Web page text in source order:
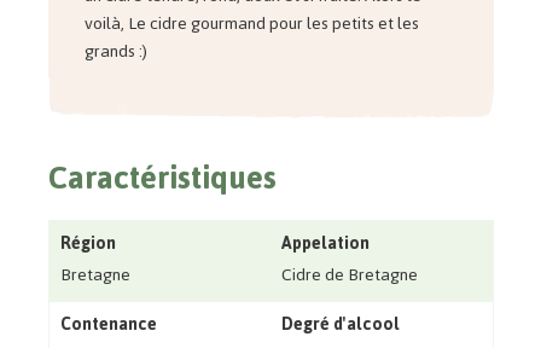
voilà, Le cidre gourmand pour les petits et les
grands :)
Caractéristiques
Région
Bretagne
Appelation
Cidre de Bretagne
Contenance
Degré d'alcool